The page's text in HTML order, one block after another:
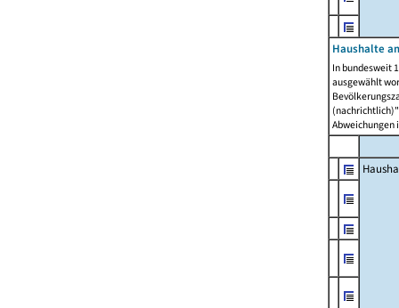
Haushalte
In bundesweit
ausgewählt
Abweichungen